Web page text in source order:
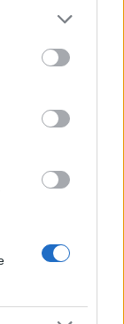
more Google
may click to
party tags to
below Google